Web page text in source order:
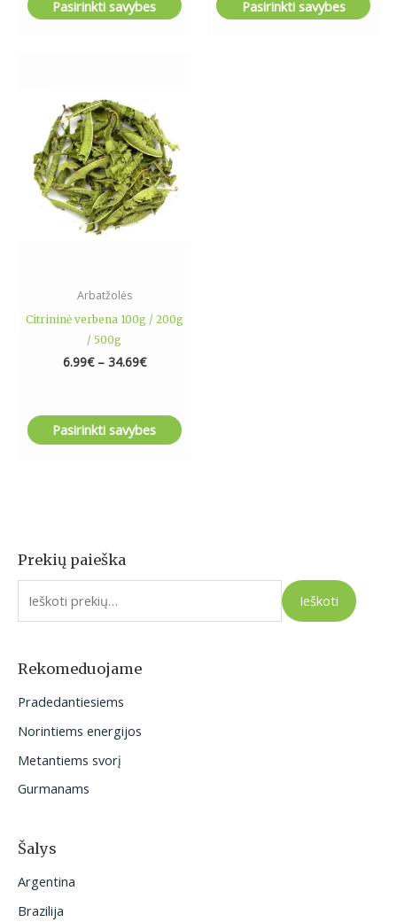
Prekių paieška
I
e
o
:
Ieškoti
Rekomeduojame
Pradedantiesiems
Norintiems energijos
Metantiems svorį
Gurmanams
Šalys
Argentina
Brazilija
Pasirinkti savybes Pasirinkti savybes
Arbatžolės
Citrininė verbena 100g / 200g
/ 500g
6.99€ – 34.69€
34.69€
Pasirinkti savybes
has
multiple
variants.
The
options
may
be
page